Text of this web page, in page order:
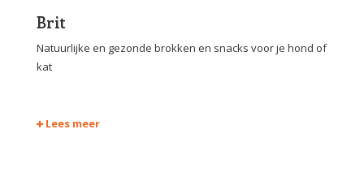
Brit
Natuurlijke en gezonde brokken en snacks voor je hond of
kat
Lees meer